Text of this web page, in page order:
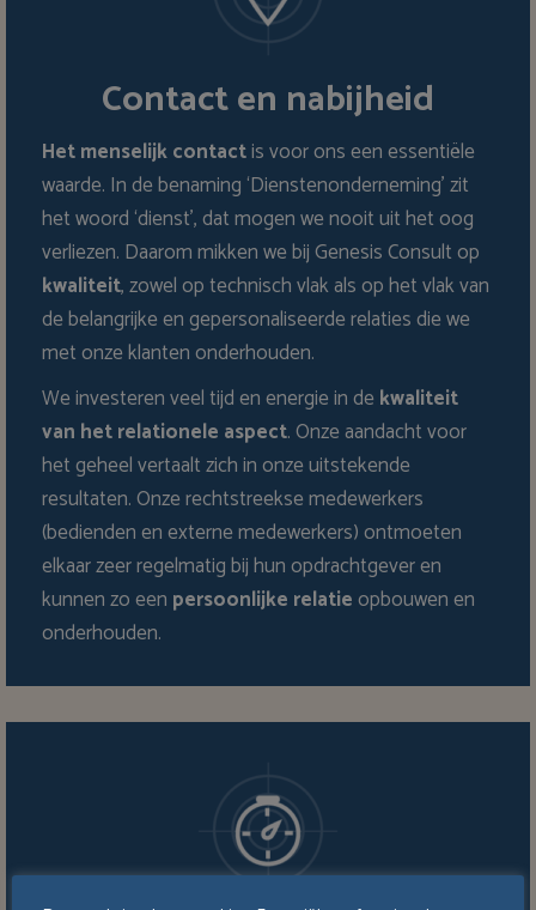
Contact en nabijheid
Het menselijk contactis voor ons een essentiële
waarde. In de benaming ‘Dienstenonderneming’ zit
het woord ‘dienst’, dat mogen we nooit uit het oog
verliezen. Daarom mikken we bij Genesis Consult op
kwaliteit, zowel op technisch vlak als op het vlak van
de belangrijke en gepersonaliseerde relaties die we
met onze klanten onderhouden.
We investeren veel tijd en energie in de kwaliteit
van het relationele aspect. Onze aandacht voor
het geheel vertaalt zich in onze uitstekende
resultaten. Onze rechtstreekse medewerkers
(bedienden en externe medewerkers) ontmoeten
elkaar zeer regelmatig bij hun opdrachtgever en
kunnen zo een persoonlijke relatieopbouwen en
onderhouden.